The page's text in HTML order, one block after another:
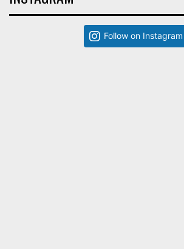
Follow on Instagram